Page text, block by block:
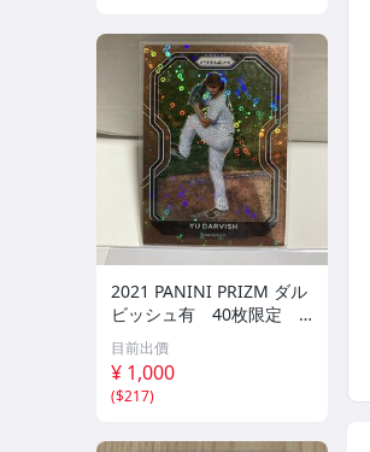
2021 PANINI PRIZM ダル
ビッシュ有 40枚限定
シリアルカード パドレス
目前出價
¥ 1,000
($217)